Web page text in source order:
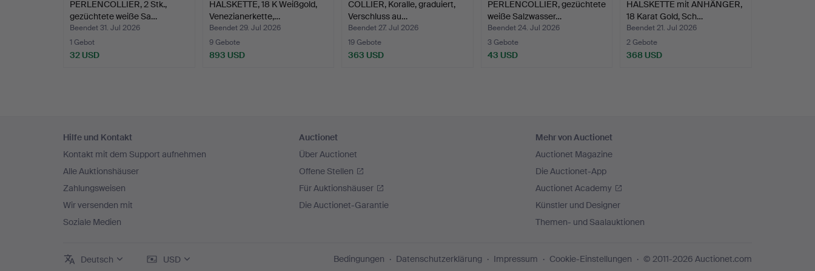
PERLENCOLLIER, 2 Stk.,
gezüchtete weiße Sa…
Beendet 31. Jul 2026
1 Gebot
32 USD
HALSKETTE, 18 K Weißgold,
Venezianerkette,…
Beendet 29. Jul 2026
9 Gebote
893 USD
COLLIER, Koralle, graduiert,
Verschluss au…
Beendet 27. Jul 2026
19 Gebote
363 USD
PERLENCOLLIER, gezüchtete
weiße Salzwasser…
Beendet 24. Jul 2026
3 Gebote
43 USD
HALSKETTE mit ANHÄNGER,
18 Karat Gold, Sch…
Beendet 21. Jul 2026
2 Gebote
368 USD
Navigation
Hilfe und Kontakt
Kontakt mit dem Support aufnehmen
Alle Auktionshäuser
Zahlungsweisen
Wir versenden mit
Soziale Medien
Auctionet
Über Auctionet
Offene Stellen
Für Auktionshäuser
Die Auctionet-Garantie
Mehr von Auctionet
Auctionet Magazine
Die Auctionet-App
Auctionet Academy
Künstler und Designer
Themen- und Saalauktionen
Deutsch USD Bedingungen Datenschutzerklärung Impressum Cookie-Einstellungen © 2011-2026 Auctionet.com